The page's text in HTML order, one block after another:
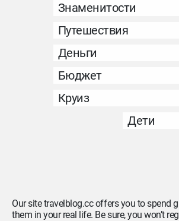
Знаменитости
Путешествия
Деньги
Бюджет
Круиз
Дети
Our site travelblog.cc offers you to spend
them in your real life. Be sure, you won’t